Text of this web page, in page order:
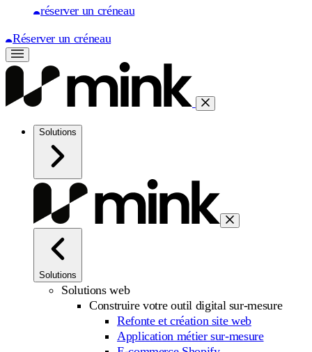
réserver un créneau
Réserver un créneau
Solutions
Solutions
Solutions web
Construire votre outil digital sur-mesure
Refonte et création site web
Application métier sur-mesure